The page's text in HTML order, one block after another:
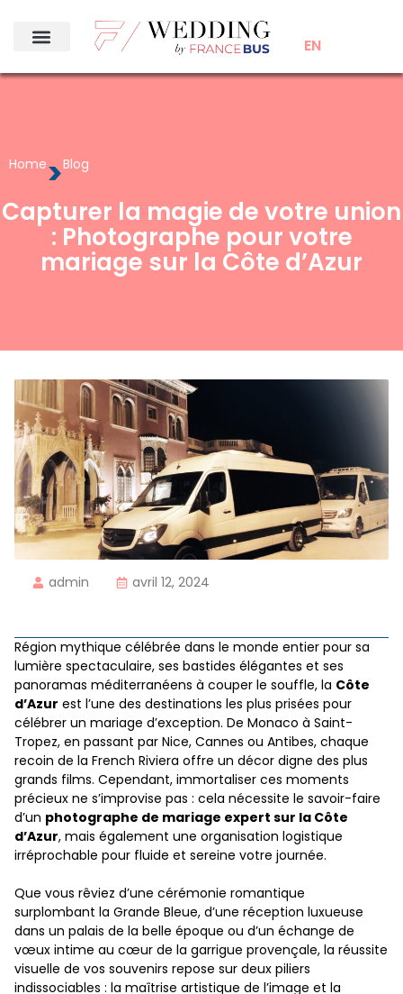
EN
Home>Blog
Capturer la magie de votre union
: Photographe pour votre
mariage sur la Côte d’Azur
admin avril 12, 2024
Région mythique célébrée dans le monde entier pour sa
lumière spectaculaire, ses bastides élégantes et ses
panoramas méditerranéens à couper le souffle, la Côte
d’Azur est l’une des destinations les plus prisées pour
célébrer un mariage d’exception. De Monaco à Saint-
Tropez, en passant par Nice, Cannes ou Antibes, chaque
recoin de la French Riviera offre un décor digne des plus
grands films. Cependant, immortaliser ces moments
précieux ne s’improvise pas : cela nécessite le savoir-faire
d’un photographe de mariage expert sur la Côte
d’Azur, mais également une organisation logistique
irréprochable pour fluide et sereine votre journée.
Que vous rêviez d’une cérémonie romantique
surplombant la Grande Bleue, d’une réception luxueuse
dans un palais de la belle époque ou d’un échange de
vœux intime au cœur de la garrigue provençale, la réussite
visuelle de vos souvenirs repose sur deux piliers
indissociables : la maîtrise artistique de l’image et la